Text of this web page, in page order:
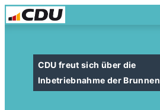
CDU freut sich über die
Inbetriebnahme der Brunnen